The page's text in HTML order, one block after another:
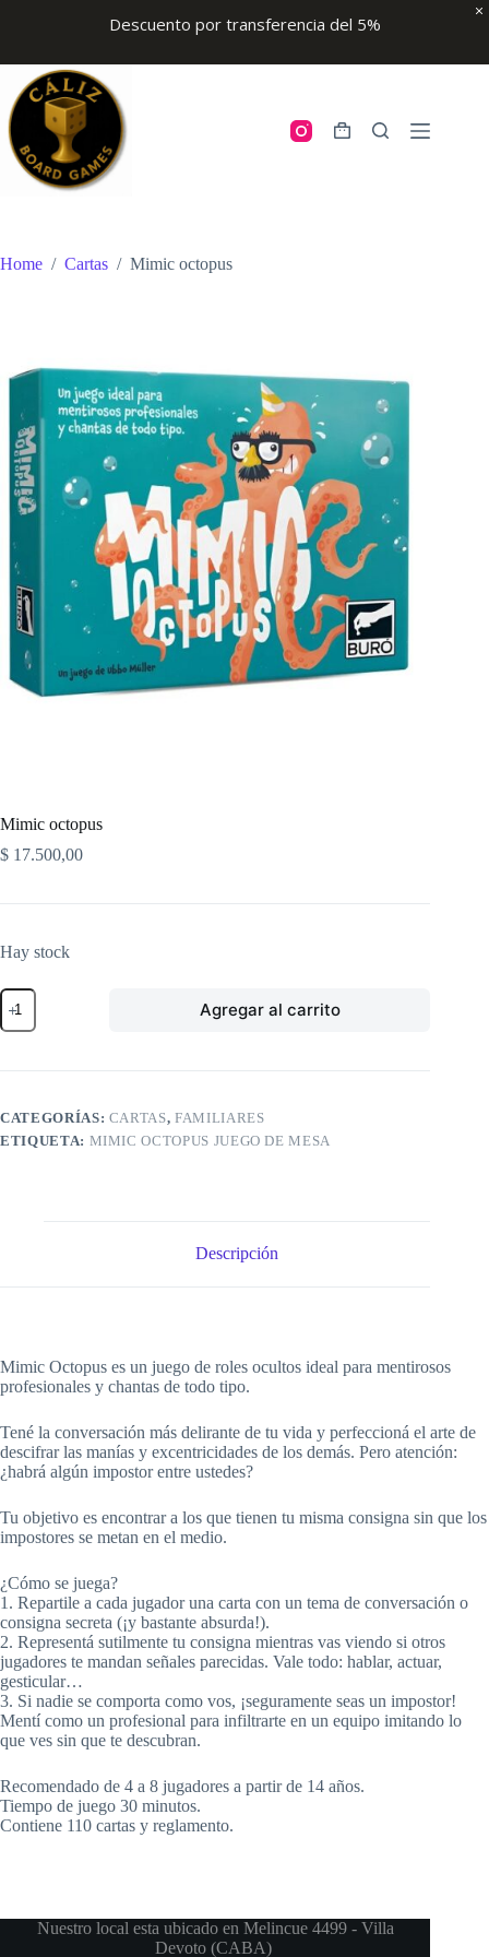
Descuento por transferencia del 5%
content
Shopping
Home / Cartas / Mimic octopus
Mimic octopus
$ 17.500,00
Hay stock
Mimic
octopus
cantidad
Agregar al carrito
CATEGORÍAS: CARTAS,FAMILIARES
ETIQUETA: MIMIC OCTOPUS JUEGO DE MESA
Descripción
Mimic Octopus es un juego de roles ocultos ideal para mentirosos
profesionales y chantas de todo tipo.
Tené la conversación más delirante de tu vida y perfeccioná el arte de
descifrar las manías y excentricidades de los demás. Pero atención:
¿habrá algún impostor entre ustedes?
Tu objetivo es encontrar a los que tienen tu misma consigna sin que los
impostores se metan en el medio.
¿Cómo se juega?
1. Repartile a cada jugador una carta con un tema de conversación o
consigna secreta (¡y bastante absurda!).
2. Representá sutilmente tu consigna mientras vas viendo si otros
jugadores te mandan señales parecidas. Vale todo: hablar, actuar,
gesticular…
3. Si nadie se comporta como vos, ¡seguramente seas un impostor!
Mentí como un profesional para infiltrarte en un equipo imitando lo
que ves sin que te descubran.
Recomendado de 4 a 8 jugadores a partir de 14 años.
Tiempo de juego 30 minutos.
Contiene 110 cartas y reglamento.
Nuestro local esta ubicado en Melincue 4499 - Villa
Devoto (CABA)